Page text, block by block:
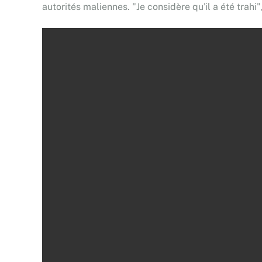
autorités maliennes. "Je considère qu'il a été